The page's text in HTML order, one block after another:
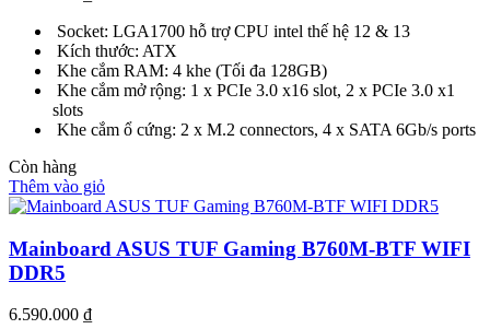
Socket: LGA1700 hỗ trợ CPU intel thế hệ 12 & 13
Kích thước: ATX
Khe cắm RAM: 4 khe (Tối đa 128GB)
Khe cắm mở rộng: 1 x PCIe 3.0 x16 slot, 2 x PCIe 3.0 x1
slots
Khe cắm ổ cứng: 2 x M.2 connectors, 4 x SATA 6Gb/s ports
Còn hàng
Thêm vào giỏ
Mainboard ASUS TUF Gaming B760M-BTF WIFI
DDR5
6.590.000 ₫